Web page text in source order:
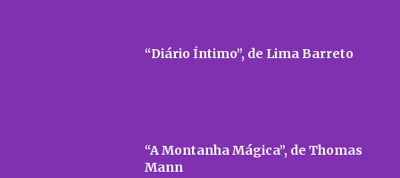
“Diário Íntimo”, de Lima Barreto
“A Montanha Mágica”, de Thomas
Mann